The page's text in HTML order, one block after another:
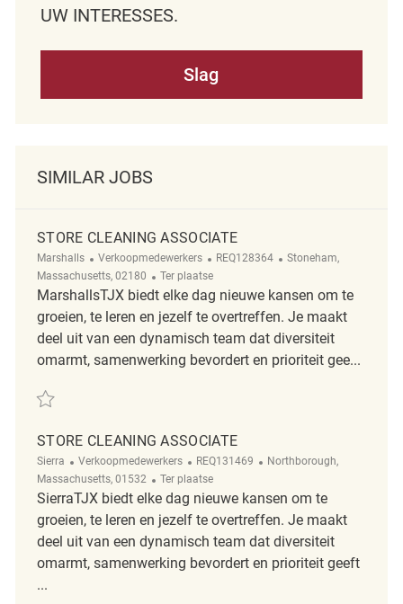
UW INTERESSES.
Slag
SIMILAR JOBS
STORE CLEANING ASSOCIATE
Marshalls Categorie
Verkoopmedewerkers ReqId
REQ128364 Plaats
Stoneham,
Massachusetts, 02180
Afgelegen
Ter plaatse
MarshallsTJX biedt elke dag nieuwe kansen om te
groeien, te leren en jezelf te overtreffen. Je maakt
deel uit van een dynamisch team dat diversiteit
omarmt, samenwerking bevordert en prioriteit gee...
Redden Store Cleaning Associate REQ128364
STORE CLEANING ASSOCIATE
Sierra Categorie
Verkoopmedewerkers ReqId
REQ131469 Plaats
Northborough,
Massachusetts, 01532
Afgelegen
Ter plaatse
SierraTJX biedt elke dag nieuwe kansen om te
groeien, te leren en jezelf te overtreffen. Je maakt
deel uit van een dynamisch team dat diversiteit
omarmt, samenwerking bevordert en prioriteit geeft
...